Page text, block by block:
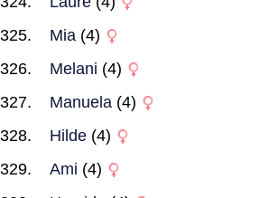
Mia (4)
Melani (4)
Manuela (4)
Hilde (4)
Ami (4)